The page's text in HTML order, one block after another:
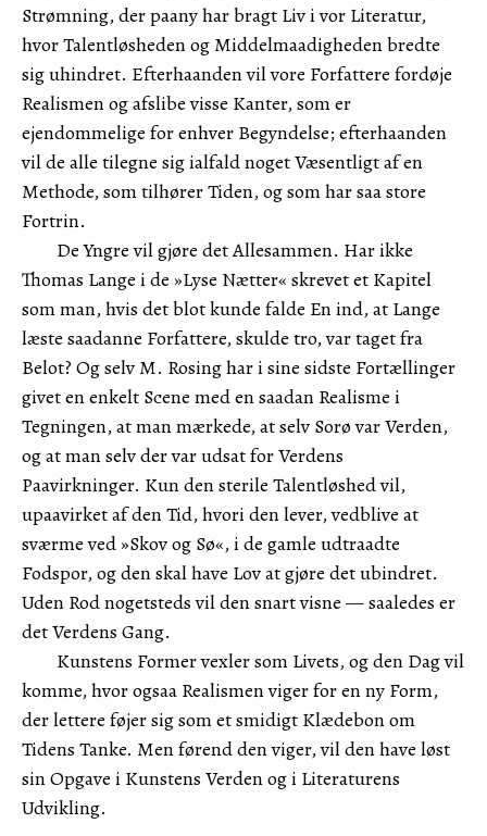
Strømning, der paany har bragt Liv i vor Literatur,
hvor Talentløsheden og Middelmaadigheden bredte
sig uhindret. Efterhaanden vil vore Forfattere fordøje
Realismen og afslibe visse Kanter, som er
ejendommelige for enhver Begyndelse; efterhaanden
vil de alle tilegne sig ialfald noget Væsentligt af en
Methode, som tilhører Tiden, og som har saa store
Fortrin.
De Yngre vil gjøre det Allesammen. Har ikke
Thomas Lange i de »Lyse Nætter« skrevet et Kapitel
som man, hvis det blot kunde falde En ind, at Lange
læste saadanne Forfattere, skulde tro, var taget fra
Belot? Og selv M. Rosing har i sine sidste Fortællinger
givet en enkelt Scene med en saadan Realisme i
Tegningen, at man mærkede, at selv Sorø var Verden,
og at man selv der var udsat for Verdens
Paavirkninger. Kun den sterile Talentløshed vil,
upaavirket af den Tid, hvori den lever, vedblive at
sværme ved »Skov og Sø«, i de gamle udtraadte
Fodspor, og den skal have Lov at gjøre det ubindret.
Uden Rod nogetsteds vil den snart visne — saaledes er
det Verdens Gang.
Kunstens Former vexler som Livets, og den Dag vil
komme, hvor ogsaa Realismen viger for en ny Form,
der lettere føjer sig som et smidigt Klædebon om
Tidens Tanke. Men førend den viger, vil den have løst
sin Opgave i Kunstens Verden og i Literaturens
Udvikling.